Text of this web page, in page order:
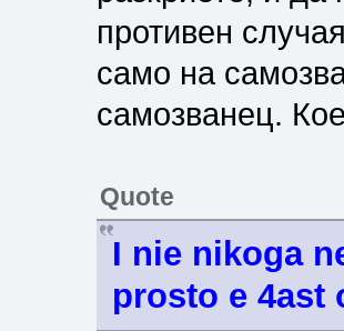
противен
само на
самозванец.
Quote
I nie nikoga
prosto e 4ast